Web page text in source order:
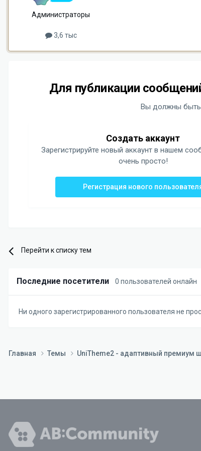
Администраторы
3,6 тыс
Для публикации
Вы должны быть
Создать аккаунт
Зарегистрируйте новый аккаунт в нашем
очень просто!
Регистрация нового
Перейти к списку тем
Последние посетители 0 пользователей онлайн
Ни одного зарегистрированного пользователя не
Главная Темы UniTheme2 - адаптивный премиум